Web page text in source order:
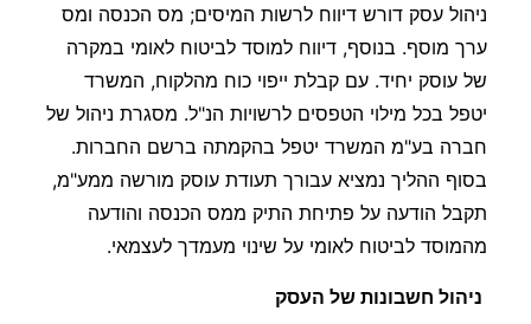
ניהול עסק דורש דיווח לרשות המיסים; מס הכנסה ומס
ערך מוסף. בנוסף, דיווח למוסד לביטוח לאומי במקרה
של עוסק יחיד. עם קבלת ייפוי כוח מהלקוח, המשרד
יטפל בכל מילוי הטפסים לרשויות הנ"ל. מסגרת ניהול של
חברה בע"מ המשרד יטפל בהקמתה ברשם החברות.
בסוף ההליך נמציא עבורך תעודת עוסק מורשה ממע"מ,
תקבל הודעה על פתיחת התיק ממס הכנסה והודעה
מהמוסד לביטוח לאומי על שינוי מעמדך לעצמאי.
ניהול חשבונות של העסק